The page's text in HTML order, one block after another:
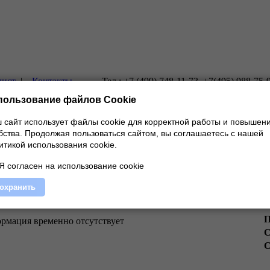
| Контакты Тел.: +7 (499) 748-11-73, +7(495) 988-75-
временно отсутствует
файлов Cookie
использует файлы cookie для корректной работы и
Продолжая пользоваться сайтом, вы соглашаетесь с нашей
использования cookie.
Я согласен на использование cookie